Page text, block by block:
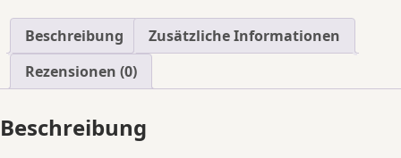
Compass
Markisen
Menge
Beschreibung
Zusätzliche Informationen
Rezensionen (0)
Beschreibung